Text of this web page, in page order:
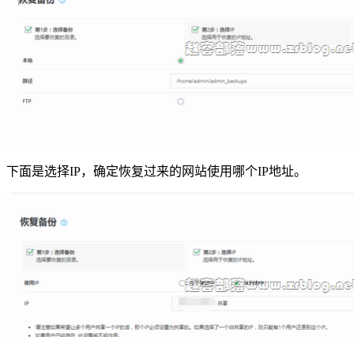
下面是选择IP，确定恢复过来的网站使用哪个IP地址。